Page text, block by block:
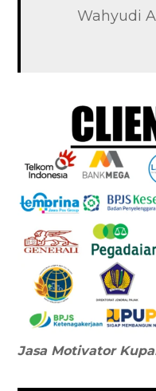
Wahyudi
Jasa Motivator